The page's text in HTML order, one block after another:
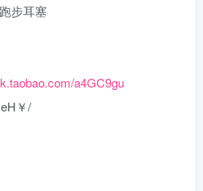
步耳塞
a4GC9gu
￥/